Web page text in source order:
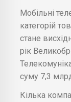
Мобільні
категорій
стане
рік
суму 7,3 млрд
Кілька